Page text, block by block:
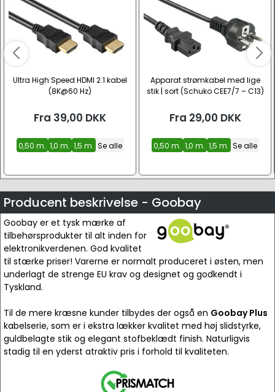
Ultra High Speed HDMI 2.1 kabel
(8K@60 Hz)
Fra 39,00 DKK
0,50 m. 1,0 m. 1,5 m. Se alle
Apparat strømkabel med lige
stik | sort (Schuko CEE7/7 – C13)
Fra 29,00 DKK
0,50 m. 1,0 m. 1,5 m. Se alle
Producent beskrivelse - Goobay
Goobay er et tysk mærke af
tilbehørsprodukter til alt inden for
elektronikverdenen. God kvalitet
til stærke priser! Varerne er normalt produceret i østen, men
underlagt de strenge EU krav og designet og godkendt i
Tyskland.
Til de mere kræsne kunder tilbydes der også en Goobay Plus
kabelserie, som er i ekstra lækker kvalitet med høj slidstyrke,
guldbelagte stik og elegant stofbeklædt finish. Naturligvis
stadig til en yderst atraktiv pris i forhold til kvaliteten.